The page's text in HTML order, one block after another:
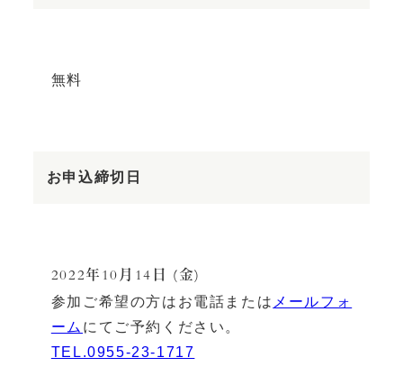
無料
お申込締切日
2022年10月14日 (金)
参加ご希望の方はお電話または メールフォ
ーム にてご予約ください。
TEL.0955-23-1717